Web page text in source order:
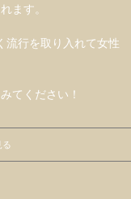
ます。
流行を取り入れて女性
てください！
る